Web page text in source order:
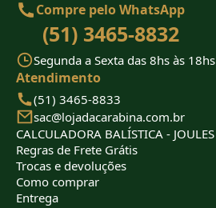
Compre pelo WhatsApp
(51) 3465-8832
Segunda a Sexta das 8hs às 18hs
Atendimento
(51) 3465-8833
sac@lojadacarabina.com.br
CALCULADORA BALÍSTICA - JOULES
Regras de Frete Grátis
Trocas e devoluções
Como comprar
Entrega